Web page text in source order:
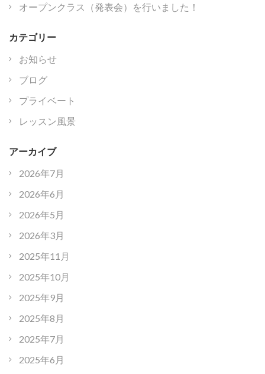
オープンクラス（発表会）を行いました！
カテゴリー
お知らせ
ブログ
プライベート
レッスン風景
アーカイブ
2026年7月
2026年6月
2026年5月
2026年3月
2025年11月
2025年10月
2025年9月
2025年8月
2025年7月
2025年6月